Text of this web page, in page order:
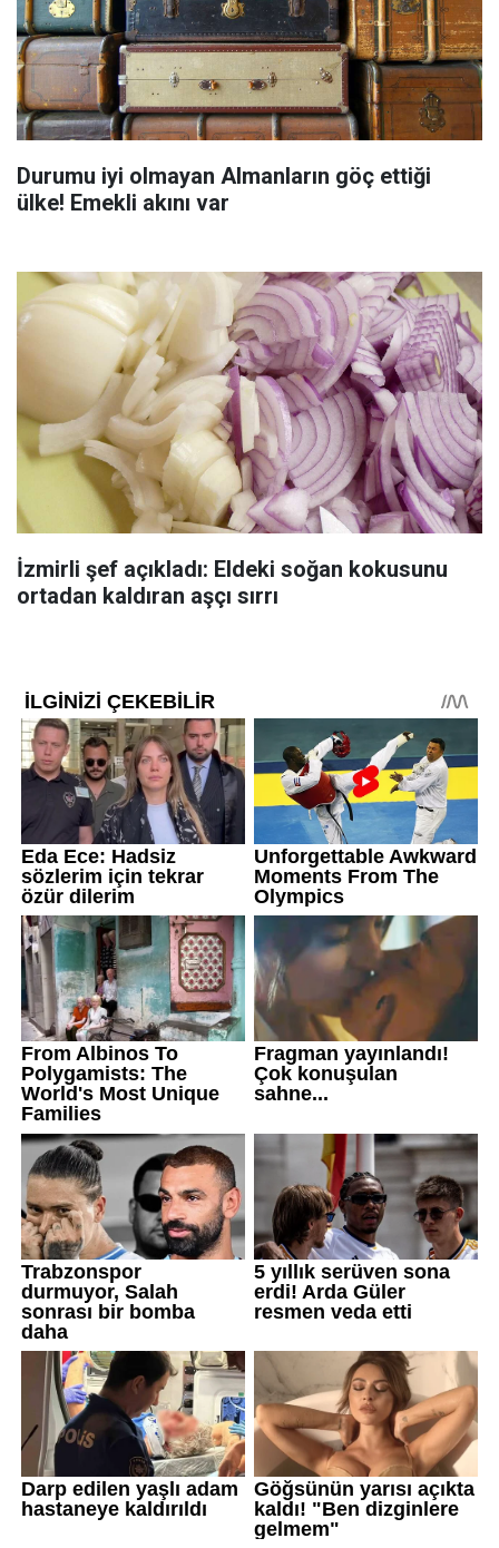
Durumu iyi olmayan Almanların göç ettiği
ülke! Emekli akını var
İzmirli şef açıkladı: Eldeki soğan kokusunu
ortadan kaldıran aşçı sırrı